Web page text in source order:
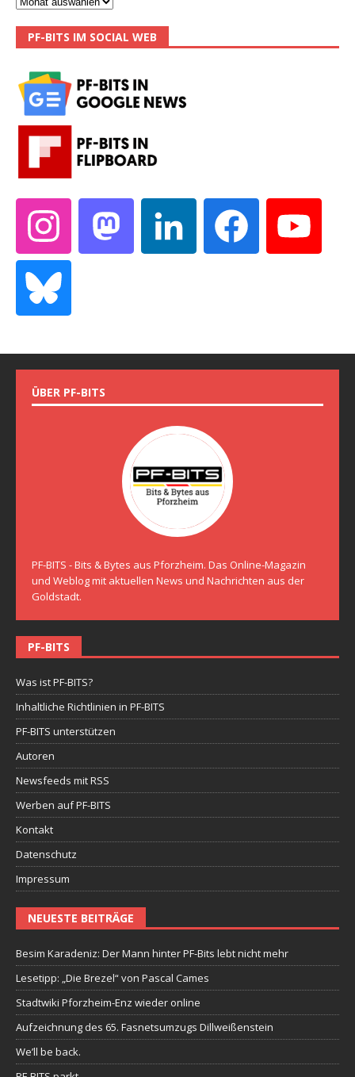
PF-BITS IM SOCIAL WEB
ÜBER PF-BITS
PF-BITS - Bits & Bytes aus Pforzheim. Das Online-Magazin
und Weblog mit aktuellen News und Nachrichten aus der
Goldstadt.
PF-BITS
Was ist PF-BITS?
Inhaltliche Richtlinien in PF-BITS
PF-BITS unterstützen
Autoren
Newsfeeds mit RSS
Werben auf PF-BITS
Kontakt
Datenschutz
Impressum
NEUESTE BEITRÄGE
Besim Karadeniz: Der Mann hinter PF-Bits lebt nicht mehr
Lesetipp: „Die Brezel“ von Pascal Cames
Stadtwiki Pforzheim-Enz wieder online
Aufzeichnung des 65. Fasnetsumzugs Dillweißenstein
We’ll be back.